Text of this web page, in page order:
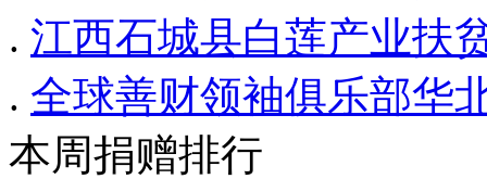
. 江西石城县白莲产业扶
. 全球善财领袖俱乐部华
本周捐赠排行